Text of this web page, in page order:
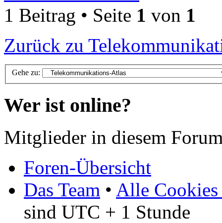
1 Beitrag • Seite 1 von 1
Zurück zu
Gehe zu:
Wer ist online?
Mitglieder in diesem
Foren-Übersicht
Das Team • Alle Cookies
sind UTC + 1 Stunde